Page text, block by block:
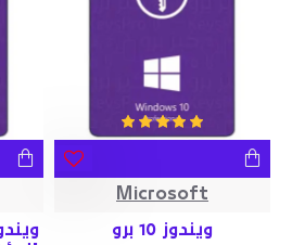
Microsoft
ويندوز 10 برو